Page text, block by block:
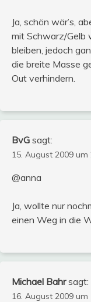
Ja, schön wär’s,
mit Schwarz/Gelb
bleiben, jedoch
die breite Masse
Out verhindern.
BvG sagt:
15. August 2009 um
@anna
Ja, wollte nur
einen Weg in die
Michael Bahr sagt:
16. August 2009 um